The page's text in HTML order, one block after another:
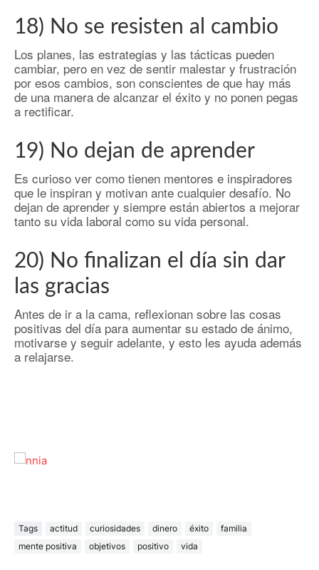
18) No se resisten al cambio
Los planes, las estrategias y las tácticas pueden
cambiar, pero en vez de sentir malestar y frustración
por esos cambios, son conscientes de que hay más
de una manera de alcanzar el éxito y no ponen pegas
a rectificar.
19) No dejan de aprender
Es curioso ver como tienen mentores e inspiradores
que le inspiran y motivan ante cualquier desafío. No
dejan de aprender y siempre están abiertos a mejorar
tanto su vida laboral como su vida personal.
20) No finalizan el día sin dar
las gracias
Antes de ir a la cama, reflexionan sobre las cosas
positivas del día para aumentar su estado de ánimo,
motivarse y seguir adelante, y esto les ayuda además
a relajarse.
Tags actitud curiosidades dinero éxito
familia
mente positiva
objetivos positivo vida